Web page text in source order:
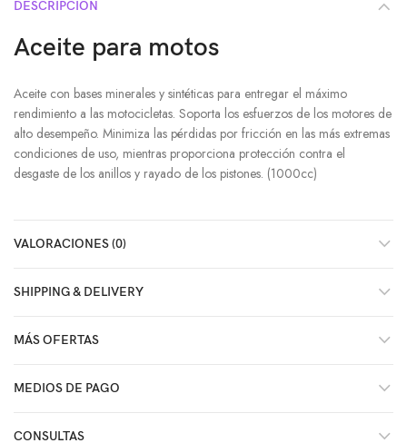
DESCRIPCIÓN
Aceite para motos
Aceite con bases minerales y sintéticas para entregar el máximo
rendimiento a las motocicletas. Soporta los esfuerzos de los motores de
alto desempeño. Minimiza las pérdidas por fricción en las más extremas
condiciones de uso, mientras proporciona protección contra el
desgaste de los anillos y rayado de los pistones. (1000cc)
VALORACIONES (0)
SHIPPING & DELIVERY
MÁS OFERTAS
MEDIOS DE PAGO
CONSULTAS